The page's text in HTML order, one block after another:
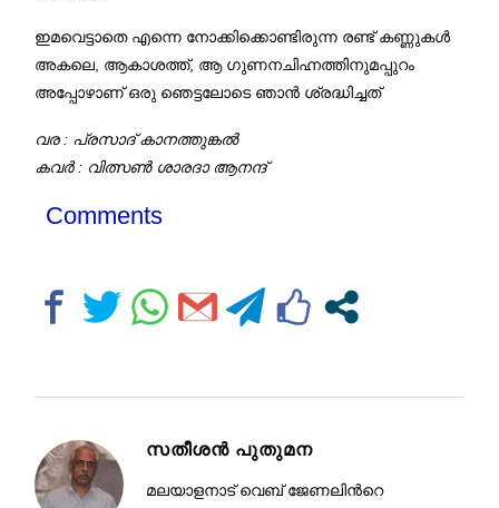
ഇമവെട്ടാതെ എന്നെ നോക്കിക്കൊണ്ടിരുന്ന രണ്ട് കണ്ണുകള്‍
അകലെ, ആകാശത്ത്, ആ ഗുണനചിഹ്നത്തിനുമപ്പുറം
അപ്പോഴാണ് ഒരു ഞെട്ടലോടെ ഞാന്‍ ശ്രദ്ധിച്ചത്
വര : പ്രസാദ് കാനത്തുങ്കൽ
കവർ : വിത്സൺ ശാരദാ ആനന്ദ്
Comments
സതീശന്‍ പുതുമന
മലയാളനാട് വെബ് ജേണലിൻറെ